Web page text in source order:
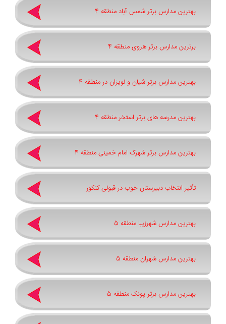
بهترین مدارس برتر شمس آباد منطقه 4
برترین مدارس برتر هروی منطقه 4
بهترین مدارس برتر شیان و لویزان در منطقه 4
بهترین مدرسه های برتر استخر منطقه 4
بهترین مدارس برتر شهرک امام خمینی منطقه 4
تأثیر انتخاب دبیرستان خوب در قبولی کنکور
بهترین مدارس شهرزیبا منطقه 5
بهترین مدارس شهران منطقه 5
بهترین مدارس برتر پونک منطقه 5